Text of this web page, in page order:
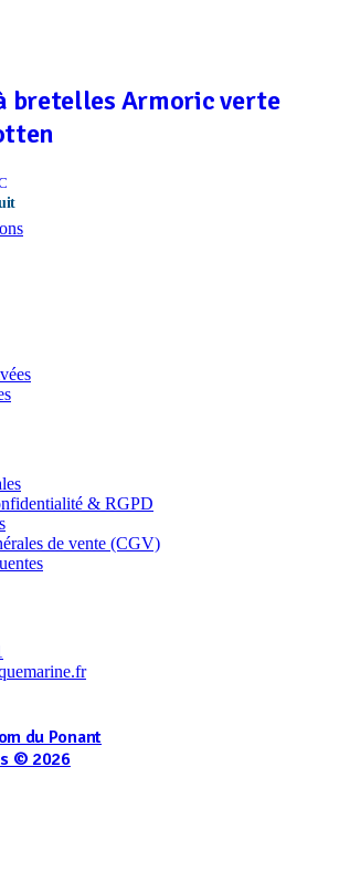
bretelles Armoric verte
Ce
être
produit
& RGPD
de vente (CGV)
du Ponant
© 2026